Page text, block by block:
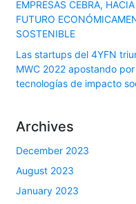
EMPRESAS CEBRA,
FUTURO
SOSTENIBLE
Las startups del 4YFN
MWC 2022 apostando por
tecnologías de impacto
Archives
December 2023
August 2023
January 2023